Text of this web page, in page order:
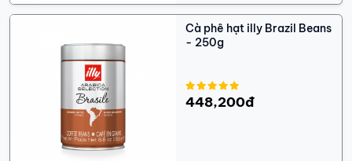
Cà phê hạt illy Brazil Beans
- 250g
448,200đ